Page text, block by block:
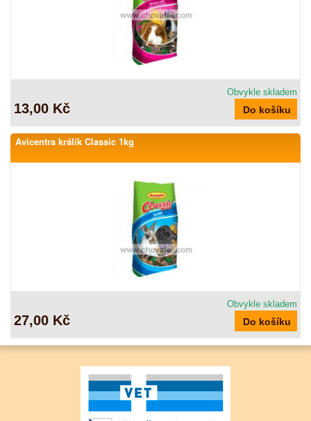
Obvykle skladem
13,00 Kč
Avicentra králík Classic 1kg
Obvykle skladem
27,00 Kč